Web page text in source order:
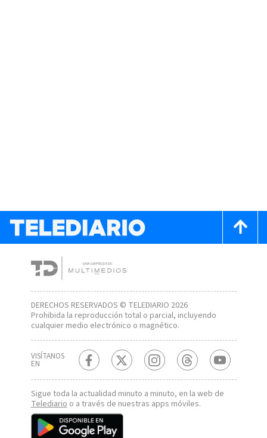
DERECHOS RESERVADOS © TELEDIARIO 2026
Prohibida la reproducción total o parcial, incluyendo
cualquier medio electrónico o magnético.
VISÍTANOS
EN
Sigue toda la actualidad minuto a minuto, en la web de
Telediarioo a través de nuestras apps móviles.